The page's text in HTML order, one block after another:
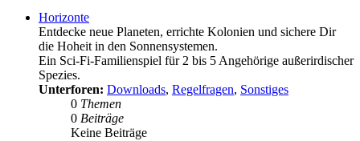
Horizonte
Entdecke neue Planeten, errichte Kolonien und sichere Dir
die Hoheit in den Sonnensystemen.
Ein Sci-Fi-Familienspiel für 2 bis 5 Angehörige außerirdischer
Spezies.
Unterforen: Downloads, Regelfragen, Sonstiges
0 Themen
0 Beiträge
Keine Beiträge